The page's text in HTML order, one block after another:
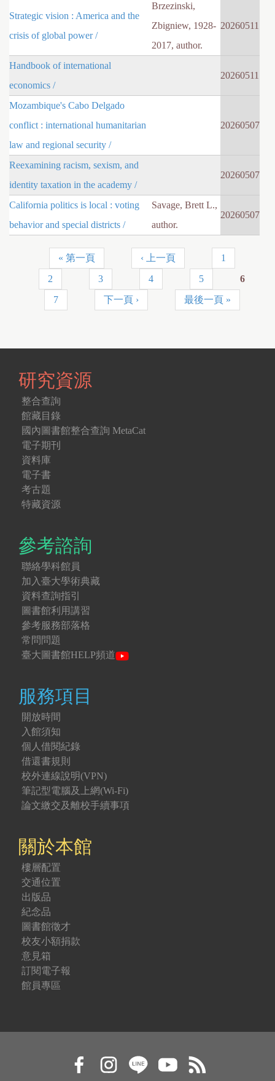
Strategic vision : America and the
crisis of global power /
Brzezinski,
Zbigniew, 1928-
2017, author.
20260511
Handbook of international
economics /
20260511
Mozambique's Cabo Delgado
conflict : international humanitarian
law and regional security /
20260507
Reexamining racism, sexism, and
identity taxation in the academy /
20260507
California politics is local : voting
behavior and special districts /
Savage, Brett L.,
author.
20260507
« 第一頁 ‹ 上一頁
1
2
3 4 5
6
7
下一頁 › 最後一頁 »
研究資源
整合查詢
館藏目錄
國內圖書館整合查詢 MetaCat
電子期刊
資料庫
電子書
考古題
特藏資源
參考諮詢
聯絡學科館員
加入臺大學術典藏
資料查詢指引
圖書館利用講習
參考服務部落格
常問問題
臺大圖書館HELP頻道
服務項目
開放時間
入館須知
個人借閱紀錄
借還書規則
校外連線說明(VPN)
筆記型電腦及上網(Wi-Fi)
論文繳交及離校手續事項
關於本館
樓層配置
交通位置
出版品
紀念品
圖書館徵才
校友小額捐款
意見箱
訂閱電子報
館員專區